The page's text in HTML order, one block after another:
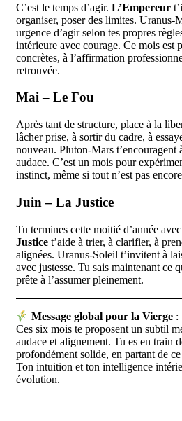
C’est le temps d’agir. L’Empereur
organiser, poser des limites. Uranus-
urgence d’agir selon tes propres
intérieure avec courage. Ce mois est
concrètes, à l’affirmation
retrouvée.
Mai – Le Fou
Après tant de structure, place à la
lâcher prise, à sortir du cadre, à
nouveau. Pluton-Mars t’encouragent
audace. C’est un mois pour
instinct, même si tout n’est pas
Juin – La Justice
Tu termines cette moitié d’année
Justice t’aide à trier, à clarifier, à
alignées. Uranus-Soleil t’invitent à
avec justesse. Tu sais maintenant ce
prête à l’assumer pleinement.
Message global pour la Vierge :
Ces six mois te proposent un subtil
audace et alignement. Tu es en train
profondément solide, en partant de
Ton intuition et ton intelligence
évolution.